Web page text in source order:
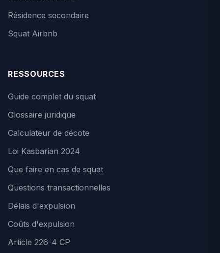
Résidence secondaire
Squat Airbnb
RESSOURCES
Guide complet du squat
Glossaire juridique
Calculateur de décote
Loi Kasbarian 2024
Que faire en cas de squat
Questions transactionnelles
Délais d'expulsion
Coûts d'expulsion
Article 226-4 CP